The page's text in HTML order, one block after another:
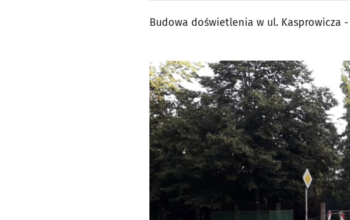
Budowa doświetlenia w ul. Kasprowicza